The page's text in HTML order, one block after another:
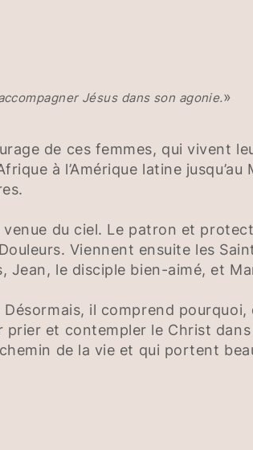
Jésus dans son agonie.»
de ces femmes, qui vivent
à l’Amérique latine
du ciel. Le patron et
Viennent ensuite les
Jean, le disciple bien-aimé, et
il comprend pourquoi,
et contempler le Christ dans
de la vie et qui portent